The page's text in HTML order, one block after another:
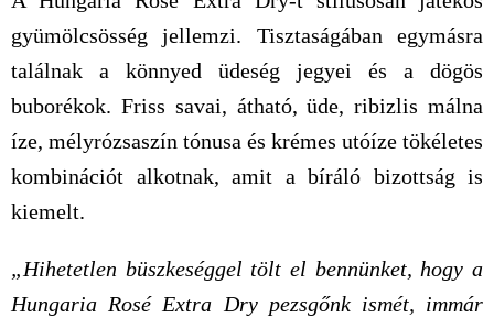
gyümölcsösség jellemzi. Tisztaságában egymásra
találnak a könnyed üdeség jegyei és a dögös
buborékok. Friss savai, átható, üde, ribizlis málna
íze, mélyrózsaszín tónusa és krémes utóíze tökéletes
kombinációt alkotnak, amit a bíráló bizottság is
kiemelt.
„Hihetetlen büszkeséggel tölt el bennünket, hogy a
Hungaria Rosé Extra Dry pezsgőnk ismét, immár